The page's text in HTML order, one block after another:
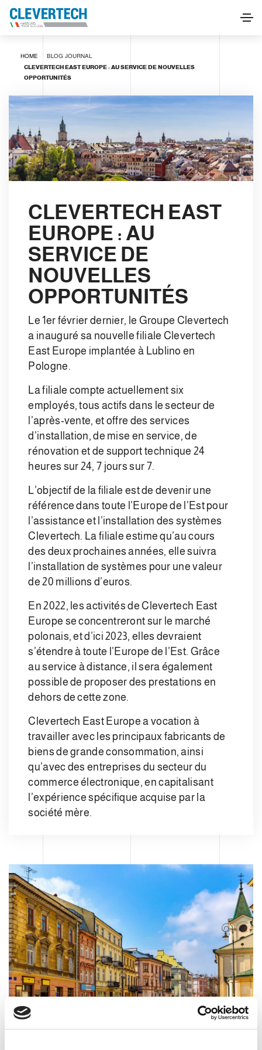
HOME BLOG JOURNAL
CLEVERTECH EAST EUROPE : AU SERVICE DE NOUVELLES
OPPORTUNITÉS
CLEVERTECH EAST
EUROPE : AU
SERVICE DE
NOUVELLES
OPPORTUNITÉS
Le 1er février dernier, le Groupe Clevertech
a inauguré sa nouvelle filiale Clevertech
East Europe implantée à Lublino en
Pologne.
La filiale compte actuellement six
employés, tous actifs dans le secteur de
l’après-vente, et offre des services
d’installation, de mise en service, de
rénovation et de support technique 24
heures sur 24, 7 jours sur 7.
L’objectif de la filiale est de devenir une
référence dans toute l’Europe de l’Est pour
l’assistance et l’installation des systèmes
Clevertech. La filiale estime qu’au cours
des deux prochaines années, elle suivra
l’installation de systèmes pour une valeur
de 20 millions d’euros.
En 2022, les activités de Clevertech East
Europe se concentreront sur le marché
polonais, et d’ici 2023, elles devraient
s’étendre à toute l’Europe de l’Est. Grâce
au service à distance, il sera également
possible de proposer des prestations en
dehors de cette zone.
Clevertech East Europe a vocation à
travailler avec les principaux fabricants de
biens de grande consommation, ainsi
qu’avec des entreprises du secteur du
commerce électronique, en capitalisant
l’expérience spécifique acquise par la
société mère.